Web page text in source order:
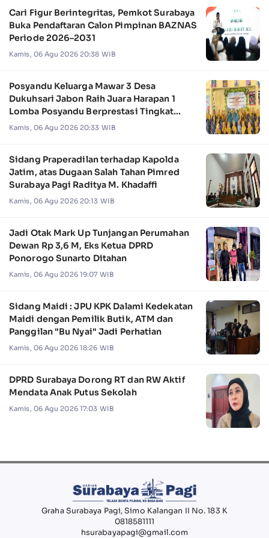
Cari Figur Berintegritas, Pemkot Surabaya
Buka Pendaftaran Calon Pimpinan BAZNAS
Periode 2026–2031
Kamis, 06 Agu 2026 20:38 WIB
Posyandu Keluarga Mawar 3 Desa
Dukuhsari Jabon Raih Juara Harapan 1
Lomba Posyandu Berprestasi Tingkat
Jawa Timur 2026
Kamis, 06 Agu 2026 20:33 WIB
Sidang Praperadilan terhadap Kapolda
Jatim, atas Dugaan Salah Tahan Pimred
Surabaya Pagi Raditya M. Khadaffi
Kamis, 06 Agu 2026 20:13 WIB
Jadi Otak Mark Up Tunjangan Perumahan
Dewan Rp 3,6 M, Eks Ketua DPRD
Ponorogo Sunarto Ditahan
Kamis, 06 Agu 2026 19:07 WIB
Sidang Maidi : JPU KPK Dalami Kedekatan
Maidi dengan Pemilik Butik, ATM dan
Panggilan "Bu Nyai" Jadi Perhatian
Kamis, 06 Agu 2026 18:26 WIB
DPRD Surabaya Dorong RT dan RW Aktif
Mendata Anak Putus Sekolah
Kamis, 06 Agu 2026 17:03 WIB
Graha Surabaya Pagi, Simo Kalangan II No. 183 K
0818581111
hsurabayapagi@gmail.com